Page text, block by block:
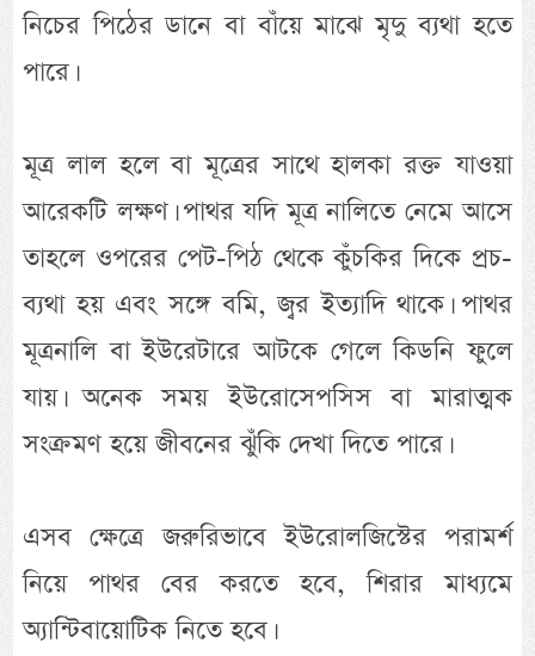
নিচের পিঠের ডানে বা বাঁয়ে মাঝে মৃদু ব্যথা হতে
পারে।
মূত্র লাল হলে বা মূত্রের সাথে হালকা রক্ত যাওয়া
আরেকটি লক্ষণ। পাথর যদি মূত্র নালিতে নেমে আসে
তাহলে ওপরের পেট-পিঠ থেকে কুঁচকির দিকে প্রচ-
ব্যথা হয় এবং সঙ্গে বমি, জ্বর ইত্যাদি থাকে। পাথর
মূত্রনালি বা ইউরেটারে আটকে গেলে কিডনি ফুলে
যায়। অনেক সময় ইউরোসেপসিস বা মারাত্মক
সংক্রমণ হয়ে জীবনের ঝুঁকি দেখা দিতে পারে।
এসব ক্ষেত্রে জরুরিভাবে ইউরোলজিস্টের পরামর্শ
নিয়ে পাথর বের করতে হবে, শিরার মাধ্যমে
অ্যান্টিবায়োটিক নিতে হবে।